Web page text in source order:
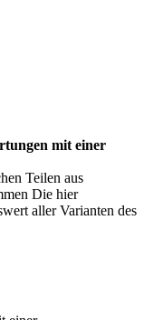
mit einer
Teilen aus
Die hier
aller Varianten des